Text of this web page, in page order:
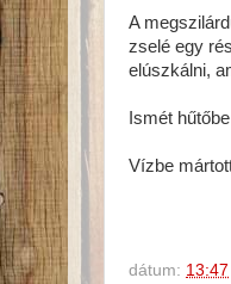
A
zselé egy
elúszkálni,
Ismét
Vízbe
dátum: 13:47